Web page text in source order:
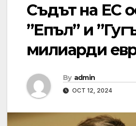
Съдът на ЕС
”Епъл” и
милиарди
By admin
OCT 12, 2024